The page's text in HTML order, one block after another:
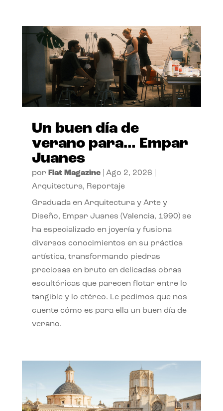
Un buen día de
verano para… Empar
Juanes
por Flat Magazine| Ago 2, 2026
Arquitectura, Reportaje
Graduada en Arquitectura y Arte y
Diseño, Empar Juanes (Valencia, 1990) se
ha especializado en joyería y fusiona
diversos conocimientos en su práctica
artística, transformando piedras
preciosas en bruto en delicadas obras
escultóricas que parecen flotar entre lo
tangible y lo etéreo. Le pedimos que nos
cuente cómo es para ella un buen día de
verano.